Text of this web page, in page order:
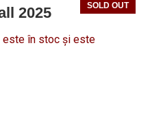
SOLD OUT
2025
este în stoc și este